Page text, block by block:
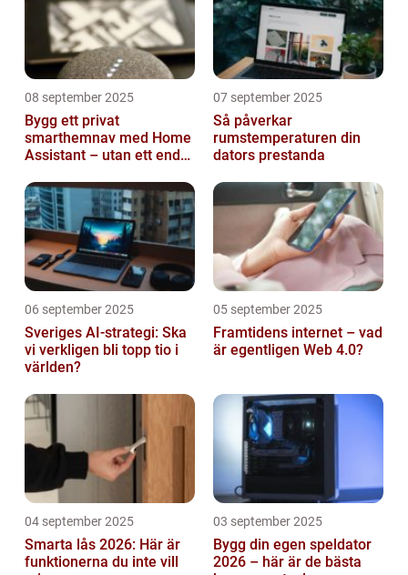
08 september 2025
Bygg ett privat
smarthemnav med Home
Assistant – utan ett enda
07 september 2025
Så påverkar
rumstemperaturen din
dators prestanda
06 september 2025
Sveriges AI-strategi: Ska
vi verkligen bli topp tio i
världen?
05 september 2025
Framtidens internet – vad
är egentligen Web 4.0?
04 september 2025
Smarta lås 2026: Här är
funktionerna du inte vill
03 september 2025
Bygg din egen speldator
2026 – här är de bästa